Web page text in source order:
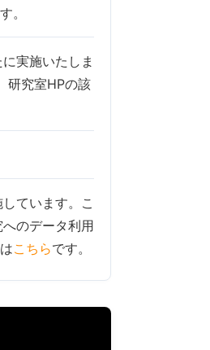
。
実施いたしま
研究室HPの該
ています。こ
のデータ利用
こちらです。